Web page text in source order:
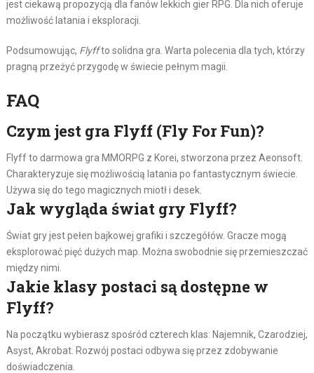
jest ciekawą propozycją dla fanów lekkich gier RPG. Dla nich oferuje
możliwość latania i eksploracji.
Podsumowując, Flyffto solidna gra. Warta polecenia dla tych, którzy
pragną przeżyć przygodę w świecie pełnym magii.
FAQ
Czym jest gra Flyff (Fly For Fun)?
Flyff to darmowa gra MMORPG z Korei, stworzona przez Aeonsoft.
Charakteryzuje się możliwością latania po fantastycznym świecie.
Używa się do tego magicznych miotł i desek.
Jak wygląda świat gry Flyff?
Świat gry jest pełen bajkowej grafiki i szczegółów. Gracze mogą
eksplorować pięć dużych map. Można swobodnie się przemieszczać
między nimi.
Jakie klasy postaci są dostępne w
Flyff?
Na początku wybierasz spośród czterech klas: Najemnik, Czarodziej,
Asyst, Akrobat. Rozwój postaci odbywa się przez zdobywanie
doświadczenia.